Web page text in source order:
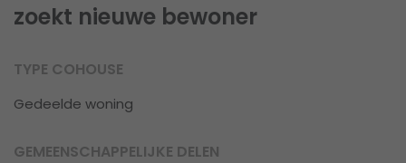
zoekt nieuwe bewoner
TYPE COHOUSE
Gedeelde woning
GEMEENSCHAPPELIJKE DELEN